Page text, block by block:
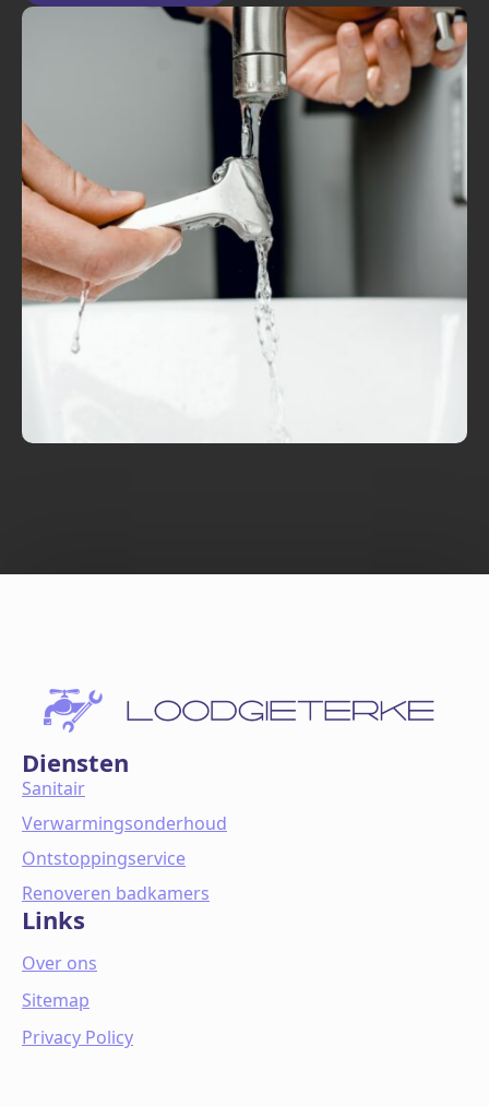
Diensten
Sanitair
Verwarmingsonderhoud
Ontstoppingservice
Renoveren badkamers
Links
Over ons
Sitemap
Privacy Policy